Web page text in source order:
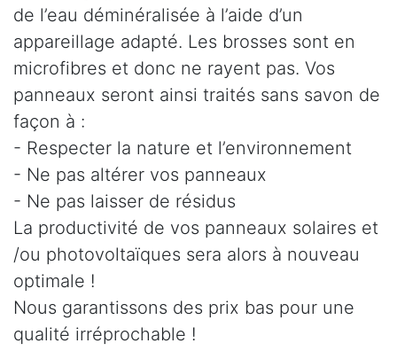
de l’eau déminéralisée à l’aide d’un
appareillage adapté. Les brosses sont en
microfibres et donc ne rayent pas. Vos
panneaux seront ainsi traités sans savon de
façon à :
- Respecter la nature et l’environnement
- Ne pas altérer vos panneaux
- Ne pas laisser de résidus
La productivité de vos panneaux solaires et
/ou photovoltaïques sera alors à nouveau
optimale !
Nous garantissons des prix bas pour une
qualité irréprochable !